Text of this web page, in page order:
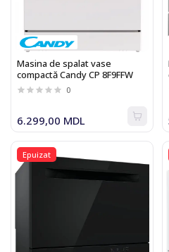
Masina de spalat vase
compactă Candy CP 8F9FFW
0
6.299,00 MDL
Epuizat